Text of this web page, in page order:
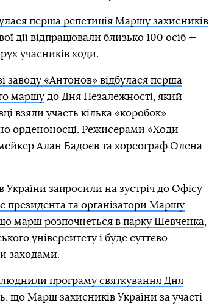
перша репетиція Маршу захисників
дії відпрацювали близько 100 осіб —
учасників ходи.
заводу «Антонов» відбулася перша
маршудо Дня Незалежності, який
взяли участь кілька «коробок»
орденоносці. Режисерами «Ходи
Алан Бадоєв та хореограф Олена
України запросили на зустріч до Офісу
президента та організатори Маршу
марш розпочнеться в парку Шевченка
університету і буде суттєво
заходами.
програму святкування Дня
що Марш захисників України за участі